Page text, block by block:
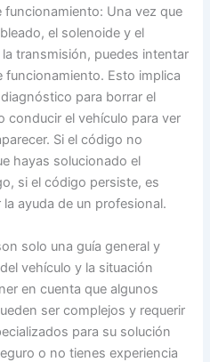
funcionamiento: Una vez que
el solenoide y el
transmisión, puedes intentar
funcionamiento. Esto implica
para borrar el
conducir el vehículo para ver
Si el código no
hayas solucionado el
si el código persiste, es
ayuda de un profesional.
solo una guía general y
vehículo y la situación
en cuenta que algunos
ser complejos y requerir
para su solución
o no tienes experiencia